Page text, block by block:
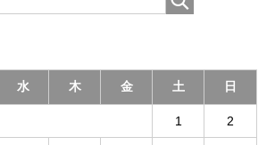
水 木 金 土 日
1 2